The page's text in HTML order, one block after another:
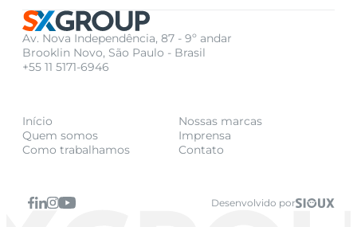
Av. Nova Independência, 87 - 9º andar
Brooklin Novo, São Paulo - Brasil
+55 11 5171-6946
Início
Quem somos
Como trabalhamos
Nossas marcas
Imprensa
Contato
Desenvolvido por